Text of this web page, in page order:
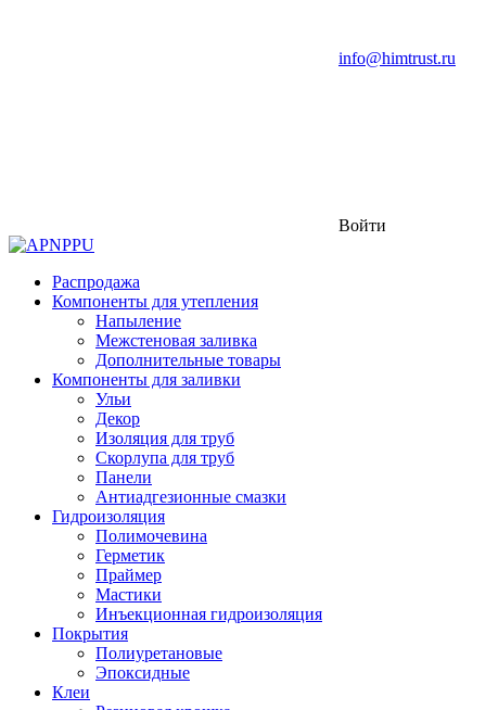
info@himtrust.ru
Войти
Распродажа
Компоненты для утепления
Напыление
Межстеновая заливка
Дополнительные товары
Компоненты для заливки
Ульи
Декор
Изоляция для труб
Скорлупа для труб
Панели
Антиадгезионные смазки
Гидроизоляция
Полимочевина
Герметик
Праймер
Мастики
Инъекционная гидроизоляция
Покрытия
Полиуретановые
Эпоксидные
Клеи